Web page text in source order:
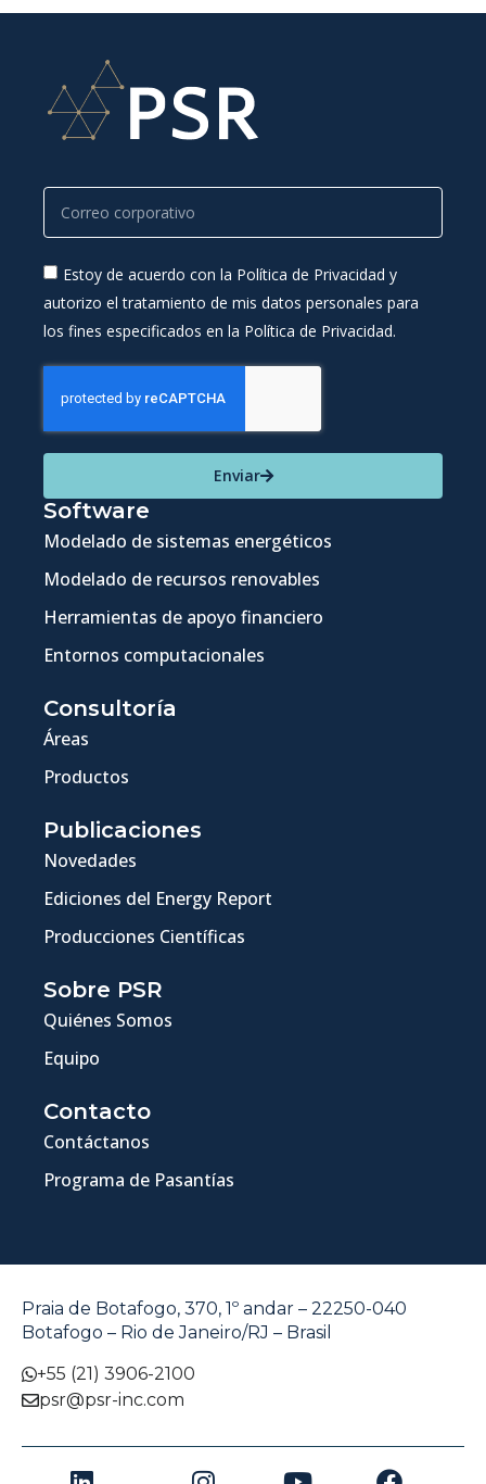
Estoy de acuerdo con la Política de Privacidad y
autorizo el tratamiento de mis datos personales para
los fines especificados en la Política de Privacidad.
Enviar
Software
Modelado de sistemas energéticos
Modelado de recursos renovables
Herramientas de apoyo financiero
Entornos computacionales
Consultoría
Áreas
Productos
Publicaciones
Novedades
Ediciones del Energy Report
Producciones Científicas
Sobre PSR
Quiénes Somos
Equipo
Contacto
Contáctanos
Programa de Pasantías
Praia de Botafogo, 370, 1º andar – 22250-040
Botafogo – Rio de Janeiro/RJ – Brasil
+55 (21) 3906-2100
psr@psr-inc.com